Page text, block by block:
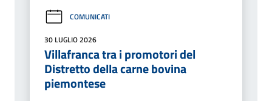
COMUNICATI
30 LUGLIO 2026
Villafranca tra i promotori del
Distretto della carne bovina
piemontese